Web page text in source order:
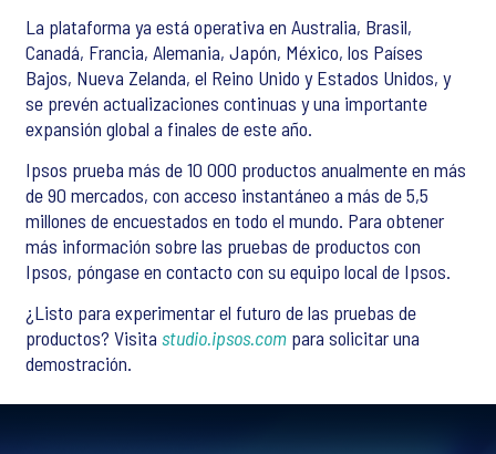
La plataforma ya está operativa en Australia, Brasil,
Canadá, Francia, Alemania, Japón, México, los Países
Bajos, Nueva Zelanda, el Reino Unido y Estados Unidos, y
se prevén actualizaciones continuas y una importante
expansión global a finales de este año.
Ipsos prueba más de 10 000 productos anualmente en más
de 90 mercados, con acceso instantáneo a más de 5,5
millones de encuestados en todo el mundo. Para obtener
más información sobre las pruebas de productos con
Ipsos, póngase en contacto con su equipo local de Ipsos.
¿Listo para experimentar el futuro de las pruebas de
productos? Visita studio.ipsos.com para solicitar una
demostración.